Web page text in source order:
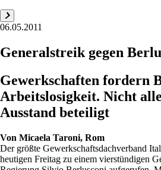
06.05.2011
Generalstreik gegen
Gewerkschaften fordern
Arbeitslosigkeit. Nicht
Ausstand beteiligt
Von Micaela Taroni, Rom
Der größte Gewerkschaftsdachverband
heutigen Freitag zu einem vierstündigen